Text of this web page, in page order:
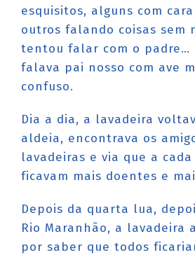
esquisitos, alguns com
outros falando coisas sem
tentou falar com o padre…
falava pai nosso com ave
confuso.
Dia a dia, a lavadeira
aldeia, encontrava os
lavadeiras e via que a
ficavam mais doentes e
Depois da quarta lua,
Rio Maranhão, a lavadeira
por saber que todos